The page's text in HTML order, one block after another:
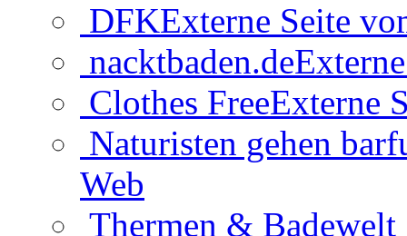
DFKExterne Seite
nacktbaden.de
Clothes FreeExterne
Naturisten gehen
Web
Thermen & Badewelt